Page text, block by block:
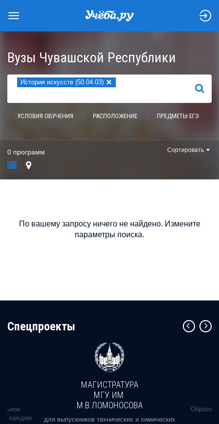
Вузы Чувашской Республики
История искусств (50.04.03) ×
НАЙТИ
УСЛОВИЯ ОБУЧЕНИЯ РАСПОЛОЖЕНИЕ ПРЕДМЕТЫ ЕГЭ
0 программ Сортировать
По вашему запросу ничего не найдено. Измените
параметры поиска.
Cпецпроекты
в каждом
МАГИСТРАТУРА
МГУ ИМ.
М.В.ЛОМОНОСОВА
для выпускников технических и химических